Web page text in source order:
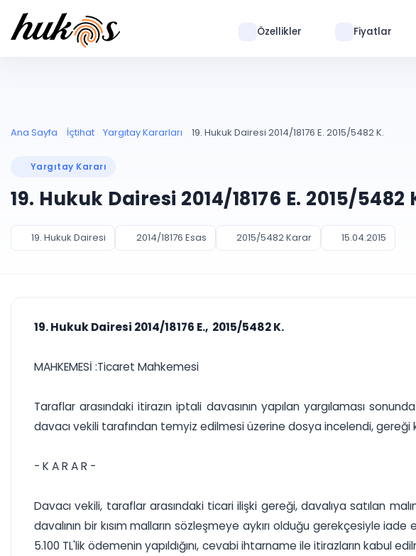
Özellikler Fiyatlar
Ana Sayfa İçtihat Yargıtay Kararları 19. Hukuk Dairesi 2014/18176 E. 2015/5482 K.
Yargıtay Kararı
19. Hukuk Dairesi 2014/18176 E. 2015/
19. Hukuk Dairesi 2014/18176 Esas 2015/5482 Karar 15.04.2015
19. Hukuk Dairesi 2014/18176 E., 2015/5482 K.
MAHKEMESİ :Ticaret Mahkemesi
Taraflar arasındaki itirazın iptali davasının yapılan yargılaması
davacı vekili tarafından temyiz edilmesi üzerine dosya incelendi, gereği
- K A R A R -
Davacı vekili, taraflar arasındaki ticari ilişki gereği, davalıya satılan
davalının bir kısım malların sözleşmeye aykırı olduğu gerekçesiyle
5.100 TL'lik ödemenin yapıldığını, cevabi ihtarname ile itirazların kabul